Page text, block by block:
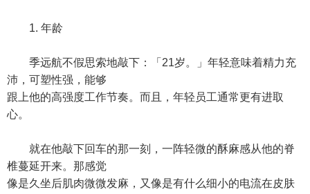
1. 年龄
季远航不假思索地敲下：「21岁。」年轻意味着精力充
沛，可塑性强，能够
跟上他的高强度工作节奏。而且，年轻员工通常更有进取
心。
就在他敲下回车的那一刻，一阵轻微的酥麻感从他的脊
椎蔓延开来。那感觉
像是久坐后肌肉微微发麻，又像是有什么细小的电流在皮肤